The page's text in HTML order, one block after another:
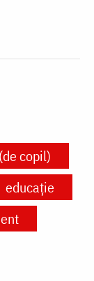
copil)
educație